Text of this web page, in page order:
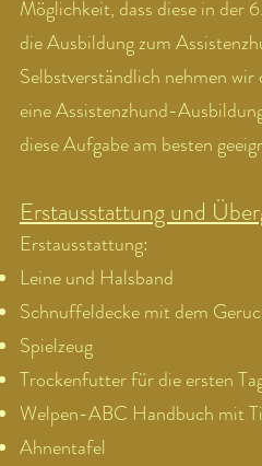
Möglichkeit, dass diese in der
die Ausbildung zum
Selbstverständlich nehmen
eine Assistenzhund-
diese Aufgabe am besten
Erstausstattung und
Erstausstattung:
Leine und Halsband
Schnuffeldecke mit dem
Spielzeug
Trockenfutter für die ersten
Welpen-ABC Handbuch mit
Ahnentafel